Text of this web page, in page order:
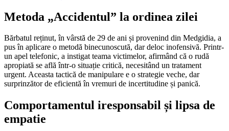
Metoda „Accidentul” la ordinea zilei
Bărbatul reținut, în vârstă de 29 de ani și provenind din Medgidia, a
pus în aplicare o metodă binecunoscută, dar deloc inofensivă. Printr-
un apel telefonic, a instigat teama victimelor, afirmând că o rudă
apropiată se află într-o situație critică, necesitând un tratament
urgent. Aceasta tactică de manipulare e o strategie veche, dar
surprinzător de eficientă în vremuri de incertitudine și panică.
Comportamentul iresponsabil și lipsa de
empatie